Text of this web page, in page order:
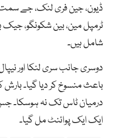
ڈیون، جین فری لنک، جے
ٹرمپل مین، بین شکونگو، جیک
شامل ہیں۔
دوسری جانب سری لنکا اور
باعث منسوخ کر دیا گیا۔
درمیان ٹاس تک نہ ہوسکا۔
ایک ایک پوائنٹ مل گیا۔